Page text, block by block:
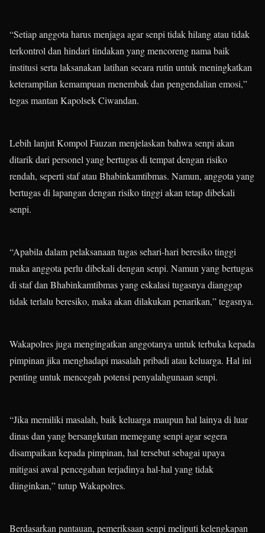
“Setiap anggota harus menjaga agar senpi tidak hilang atau tidak
terkontrol dan hindari tindakan yang mencoreng nama baik
institusi serta laksanakan latihan secara rutin untuk meningkatkan
keterampilan kemampuan menembak dan pengendalian emosi,”
tegas mantan Kapolsek Ciwandan.
Lebih lanjut Kompol Fauzan menjelaskan bahwa senpi akan
ditarik dari personel yang bertugas di tempat dengan risiko
rendah, seperti staf atau Bhabinkamtibmas. Namun, anggota yang
bertugas di lapangan dengan risiko tinggi akan tetap dibekali
senpi.
“Apabila dalam pelaksanaan tugas sehari-hari beresiko tinggi
maka anggota perlu dibekali dengan senpi. Namun yang bertugas
di staf dan Bhabinkamtibmas yang eskalasi tugasnya dianggap
tidak terlalu beresiko, maka akan dilakukan penarikan,” tegasnya.
Wakapolres juga mengingatkan anggotanya untuk terbuka kepada
pimpinan jika menghadapi masalah pribadi atau keluarga. Hal ini
penting untuk mencegah potensi penyalahgunaan senpi.
“Jika memiliki masalah, baik keluarga maupun hal lainya di luar
dinas dan yang bersangkutan memegang senpi agar segera
disampaikan kepada pimpinan, hal tersebut sebagai upaya
mitigasi awal pencegahan terjadinya hal-hal yang tidak
diinginkan,” tutup Wakapolres.
Berdasarkan pantauan, pemeriksaan senpi meliputi kelengkapan